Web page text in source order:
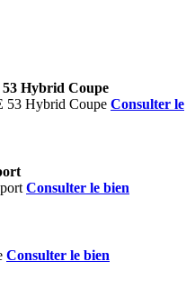
Hybrid Coupe
Consulter le
Consulter le bien
Consulter le bien